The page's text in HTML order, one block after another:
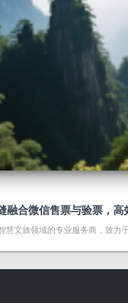
融合微信售票与验票，
慧文旅领域的专业服务商，致力